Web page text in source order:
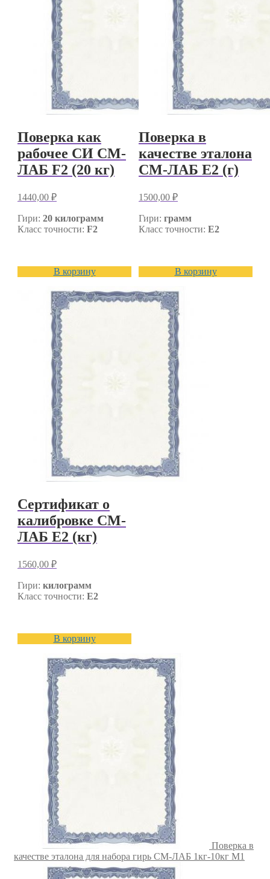
Поверка как
рабочее СИ СМ-
ЛАБ F2 (20 кг)
1440,00 ₽
Гири: 20 килограмм
Класс точности: F2
В корзину
Поверка в
качестве эталона
СМ-ЛАБ E2 (г)
1500,00 ₽
Гири: грамм
Класс точности: E2
В корзину
Сертификат о
калибровке СМ-
ЛАБ E2 (кг)
1560,00 ₽
Гири: килограмм
Класс точности: E2
В корзину
Поверка в
качестве эталона для набора гирь СМ-ЛАБ 1кг-10кг M1